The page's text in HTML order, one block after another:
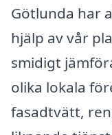
Götlunda har
hjälp av vår
smidigt
olika lokala
fasadtvätt,